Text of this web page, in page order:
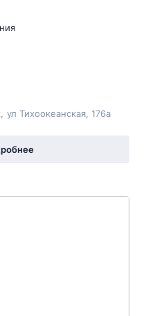
ул Тихоокеанская , 176а